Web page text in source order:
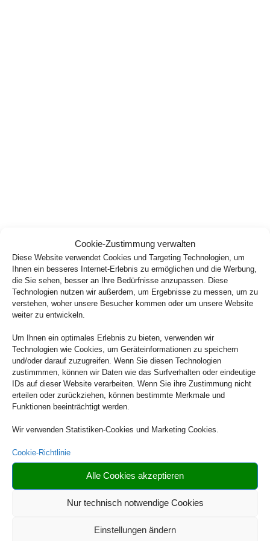
Cookie-Zustimmung verwalten
Diese Website verwendet Cookies und Targeting Technologien, um
Ihnen ein besseres Internet-Erlebnis zu ermöglichen und die Werbung,
die Sie sehen, besser an Ihre Bedürfnisse anzupassen. Diese
Technologien nutzen wir außerdem, um Ergebnisse zu messen, um zu
verstehen, woher unsere Besucher kommen oder um unsere Website
weiter zu entwickeln.
Um Ihnen ein optimales Erlebnis zu bieten, verwenden wir
Technologien wie Cookies, um Geräteinformationen zu speichern
und/oder darauf zuzugreifen. Wenn Sie diesen Technologien
zustimmmen, können wir Daten wie das Surfverhalten oder eindeutige
IDs auf dieser Website verarbeiten. Wenn Sie ihre Zustimmung nicht
erteilen oder zurückziehen, können bestimmte Merkmale und
Funktionen beeinträchtigt werden.
Wir verwenden Statistiken-Cookies und Marketing Cookies.
Cookie-Richtlinie
Alle Cookies akzeptieren
Nur technisch notwendige Cookies
Einstellungen ändern
Reisebüro
einfachbuchen.de
Buchen Sie Ihre nächste Reise.
JETZT NACH MEINER